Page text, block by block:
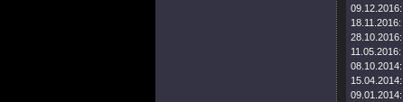
09.12.2016:
18.11.2016:
28.10.2016:
11.05.2016:
08.10.2014:
15.04.2014:
09.01.2014: